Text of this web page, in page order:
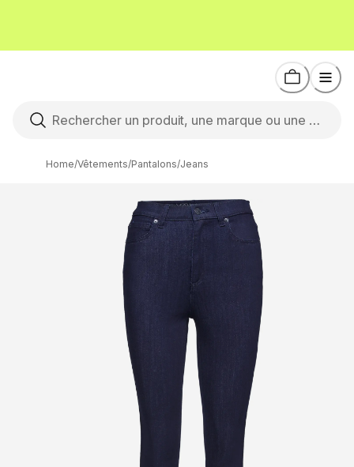
Home/Vêtements/Pantalons/Jeans